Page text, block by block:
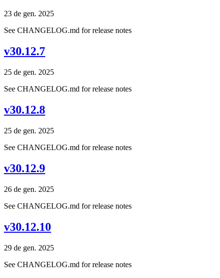
23 de gen. 2025
See CHANGELOG.md for release notes
v30.12.7
25 de gen. 2025
See CHANGELOG.md for release notes
v30.12.8
25 de gen. 2025
See CHANGELOG.md for release notes
v30.12.9
26 de gen. 2025
See CHANGELOG.md for release notes
v30.12.10
29 de gen. 2025
See CHANGELOG.md for release notes